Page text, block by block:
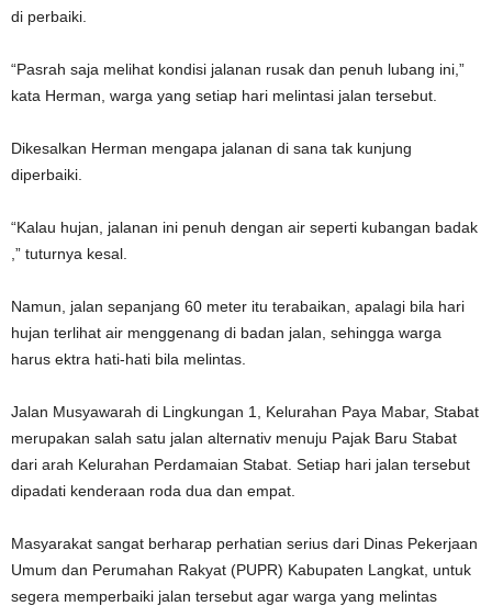
di perbaiki.
“Pasrah saja melihat kondisi jalanan rusak dan penuh lubang ini,”
kata Herman, warga yang setiap hari melintasi jalan tersebut.
Dikesalkan Herman mengapa jalanan di sana tak kunjung
diperbaiki.
“Kalau hujan, jalanan ini penuh dengan air seperti kubangan badak
,” tuturnya kesal.
Namun, jalan sepanjang 60 meter itu terabaikan, apalagi bila hari
hujan terlihat air menggenang di badan jalan, sehingga warga
harus ektra hati-hati bila melintas.
Jalan Musyawarah di Lingkungan 1, Kelurahan Paya Mabar, Stabat
merupakan salah satu jalan alternativ menuju Pajak Baru Stabat
dari arah Kelurahan Perdamaian Stabat. Setiap hari jalan tersebut
dipadati kenderaan roda dua dan empat.
Masyarakat sangat berharap perhatian serius dari Dinas Pekerjaan
Umum dan Perumahan Rakyat (PUPR) Kabupaten Langkat, untuk
segera memperbaiki jalan tersebut agar warga yang melintas